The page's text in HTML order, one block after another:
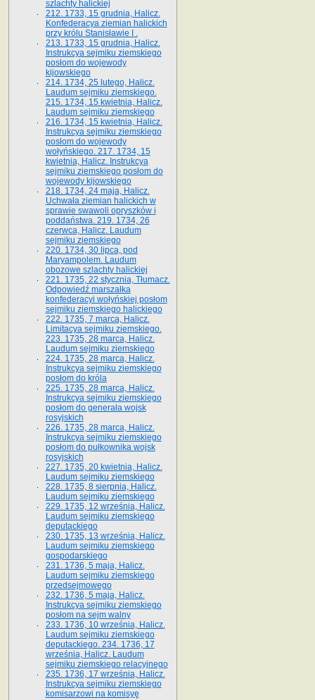
szlachty halickiej
212. 1733, 15 grudnia, Halicz.
Konfederacya ziemian halickich
przy królu Stanisławie I .
213. 1733, 15 grudnia, Halicz.
Instrukcya sejmiku ziemskiego
posłom do wojewody
kijowskiego
214. 1734, 25 lutego, Halicz.
Laudum sejmiku ziemskiego.
215. 1734, 15 kwietnia, Halicz.
Laudum sejmiku ziemskiego
216. 1734, 15 kwietnia, Halicz.
Instrukcya sejmiku ziemskiego
posłom do wojewody
wołyńskiego. 217. 1734, 15
kwietnia, Halicz. Instrukcya
sejmiku ziemskiego posłom do
wojewody kijowskiego
218. 1734, 24 maja, Halicz.
Uchwała ziemian halickich w
sprawie swawoli opryszków i
poddaństwa. 219. 1734, 26
czerwca, Halicz. Laudum
sejmiku ziemskiego
220. 1734, 30 lipca, pod
Maryampolem. Laudum
obozowe szlachty halickiej
221. 1735, 22 stycznia, Tłumacz.
Odpowiedź marszałka
konfederacyi wołyńskiej posłom
sejmiku ziemskiego halickiego
222. 1735, 7 marca, Halicz.
Limitacya sejmiku ziemskiego.
223. 1735, 28 marca, Halicz.
Laudum sejmiku ziemskiego
224. 1735, 28 marca, Halicz.
Instrukcya sejmiku ziemskiego
posłom do króla
225. 1735, 28 marca, Halicz.
Instrukcya sejmiku ziemskiego
posłom do generała wojsk
rosyjskich
226. 1735, 28 marca, Halicz.
Instrukcya sejmiku ziemskiego
posłom do pułkownika wojsk
rosyjskich
227. 1735, 20 kwietnia, Halicz.
Laudum sejmiku ziemskiego
228. 1735, 8 sierpnia, Halicz.
Laudum sejmiku ziemskiego
229. 1735, 12 września, Halicz.
Laudum sejmiku ziemskiego
deputackiego
230. 1735, 13 września, Halicz.
Laudum sejmiku ziemskiego
gospodarskiego
231. 1736, 5 maja, Halicz.
Laudum sejmiku ziemskiego
przedsejmowego
232. 1736, 5 maja, Halicz.
Instrukcya sejmiku ziemskiego
posłom na sejm walny
233. 1736, 10 września, Halicz.
Laudum sejmiku ziemskiego
deputackiego. 234. 1736, 17
września, Halicz. Laudum
sejmiku ziemskiego relacyjnego
235. 1736, 17 września, Halicz.
Instrukcya sejmiku ziemskiego
komisarzowi na komisyę